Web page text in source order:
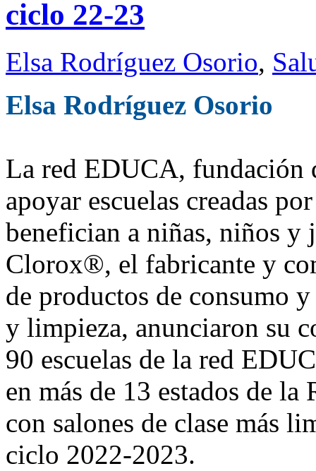
ciclo 22-23
Elsa Rodríguez Osorio,
Elsa Rodríguez Osorio
La red EDUCA, fundación
apoyar escuelas creadas
benefician a niñas, niños y
Clorox®, el fabricante y
de productos de consumo
y limpieza, anunciaron su
90 escuelas de la red
en más de 13 estados de
con salones de clase más
ciclo 2022-2023.